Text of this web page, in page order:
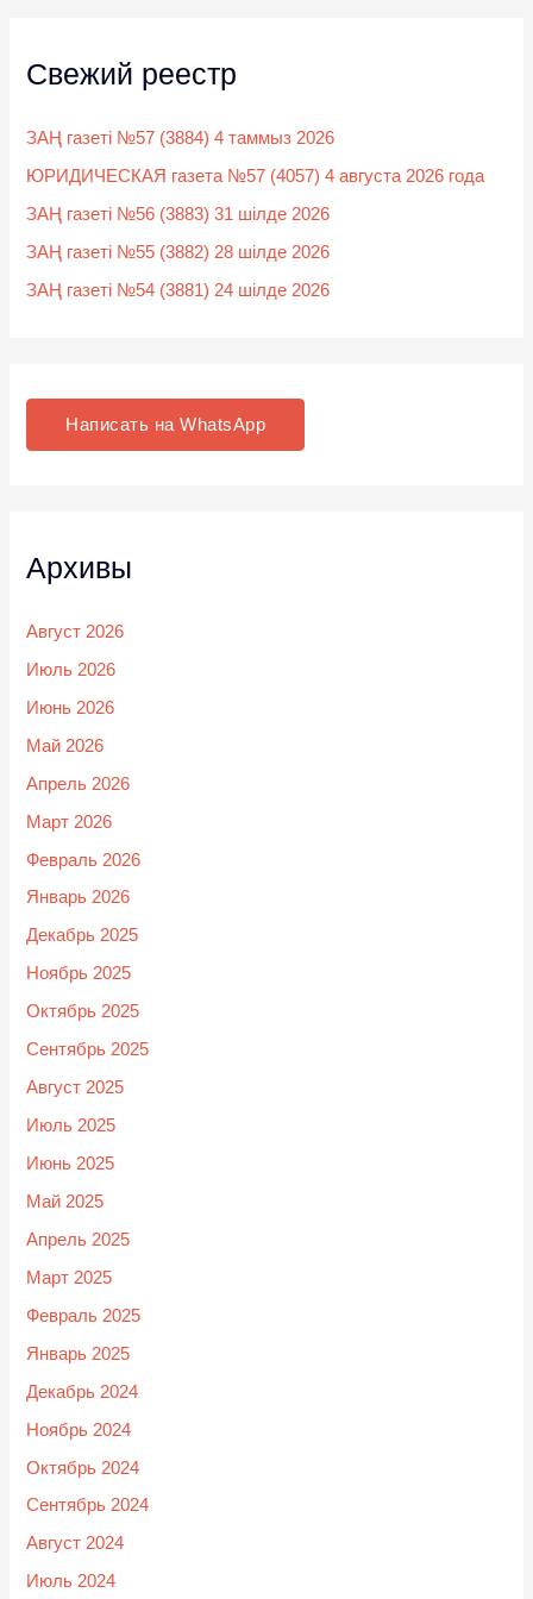
Свежий реестр
ЗАҢ газеті №57 (3884) 4 таммыз 2026
ЮРИДИЧЕСКАЯ газета №57 (4057) 4 августа 2026 года
ЗАҢ газеті №56 (3883) 31 шілде 2026
ЗАҢ газеті №55 (3882) 28 шілде 2026
ЗАҢ газеті №54 (3881) 24 шілде 2026
Написать на WhatsApp
Архивы
Август 2026
Июль 2026
Июнь 2026
Май 2026
Апрель 2026
Март 2026
Февраль 2026
Январь 2026
Декабрь 2025
Ноябрь 2025
Октябрь 2025
Сентябрь 2025
Август 2025
Июль 2025
Июнь 2025
Май 2025
Апрель 2025
Март 2025
Февраль 2025
Январь 2025
Декабрь 2024
Ноябрь 2024
Октябрь 2024
Сентябрь 2024
Август 2024
Июль 2024